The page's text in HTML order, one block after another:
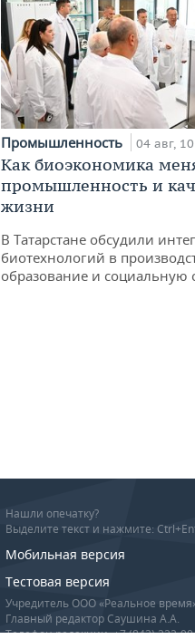
Промышленность 04 авг,
Как биоэкономика
промышленность и
жизни
В Татарстане обсудили
биотехнологий в
образование и социальную
Нашли опечатку?
Выделите текст и нажмите:
Мобильная версия
Тестовая версия
Учредитель ООО «Реальное
Главный редактор Саушина А.А.
Телефон редакции: +7 (843) 222-